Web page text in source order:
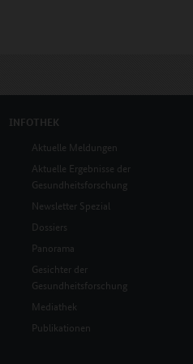
INFOTHEK
Aktuelle Meldungen
Aktuelle Ergebnisse der
Gesundheitsforschung
Newsletter Spezial
Dossiers
Panorama
Gesichter der
Gesundheitsforschung
Mediathek
Publikationen